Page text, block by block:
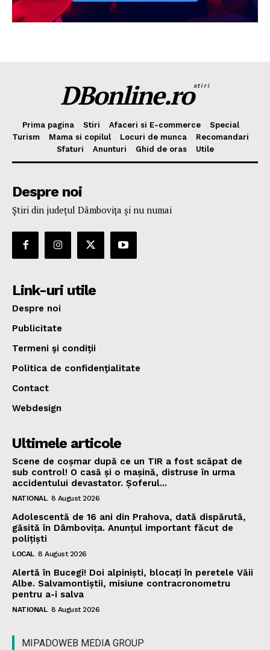
DBonline.rostiri
Prima pagina Stiri Afaceri si E-commerce
Special
Turism
Mama si copilul Locuri de munca
Recomandari
Sfaturi
Anunturi Ghid de oras Utile
Despre noi
Ştiri din judeţul Dâmboviţa şi nu numai
Link-uri utile
Despre noi
Publicitate
Termeni şi condiţii
Politica de confidenţialitate
Contact
Webdesign
Ultimele articole
Scene de coșmar după ce un TIR a fost scăpat de
sub control! O casă și o mașină, distruse în urma
accidentului devastator. Șoferul...
NATIONAL 8 August 2026
Adolescentă de 16 ani din Prahova, dată dispărută,
găsită în Dâmbovița. Anunțul important făcut de
polițiști
LOCAL 8 August 2026
Alertă în Bucegi! Doi alpiniști, blocați în peretele Văii
Albe. Salvamontiștii, misiune contracronometru
pentru a-i salva
NATIONAL 8 August 2026
MIPADOWEB MEDIA GROUP